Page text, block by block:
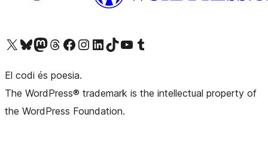
Visiteu el nostre compte X (abans Twitter)
Visiteu el nostre compte de Bluesky
Visiteu el nostre compte al Mastodon
Visiteu el nostre compte de Threads
Visiteu la nostra pàgina al Facebook
Visiteu el nostre compte d'Instagram
Visiteu el nostre compte de LinkedIn
Visiteu el nostre compte de TikTok
Visiteu el nostre canal al YouTube
Visiteu el nostre compte de Tumblr
El codi és poesia.
The WordPress® trademark is the intellectual property of
the WordPress Foundation.